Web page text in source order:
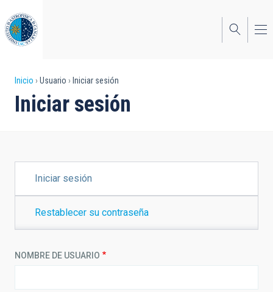
al
contenido
principal
Sobrescribir
enlaces
la
navegación
Inicio Usuario Iniciar sesión
Iniciar sesión
PRINCIPALES
Iniciar sesión
Restablecer su contraseña
NOMBRE DE USUARIO